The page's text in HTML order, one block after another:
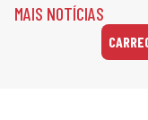
MAIS NOTÍCIAS